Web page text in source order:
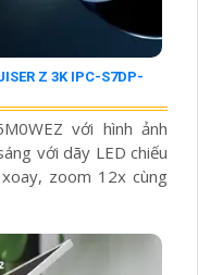
Z 3K IPC-S7DP-
với hình ảnh
với dãy LED chiếu
zoom 12x cùng